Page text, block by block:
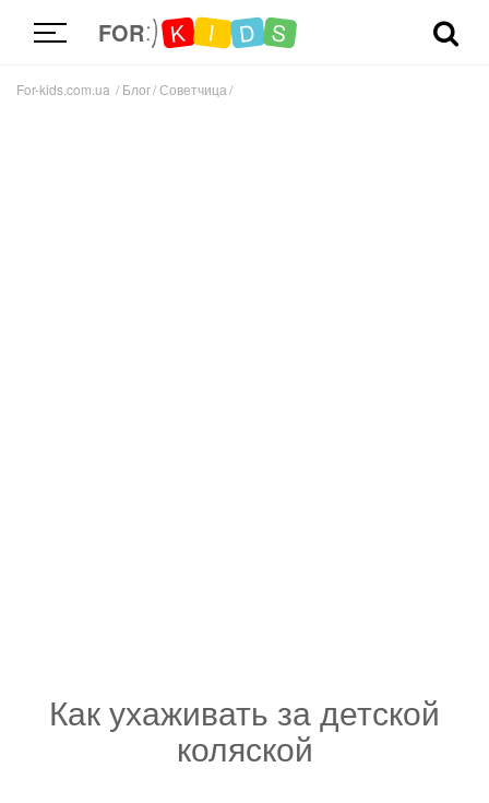
FOR K I D S
For-kids.com.ua Блог Советчица
Как ухаживать за детской
коляской